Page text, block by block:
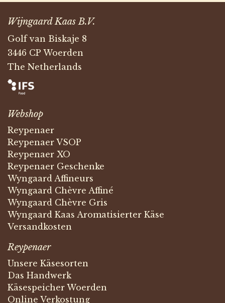
Wijngaard Kaas B.V.
Golf van Biskaje 8
3446 CP Woerden
The Netherlands
Webshop
Reypenaer
Reypenaer VSOP
Reypenaer XO
Reypenaer Geschenke
Wyngaard Affineurs
Wyngaard Chèvre Affiné
Wyngaard Chèvre Gris
Wyngaard Kaas Aromatisierter Käse
Versandkosten
Reypenaer
Unsere Käsesorten
Das Handwerk
Käsespeicher Woerden
Online Verkostung